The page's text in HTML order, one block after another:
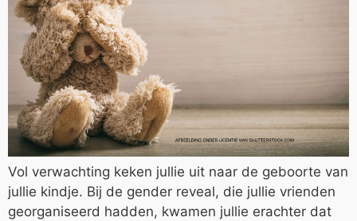
Vol verwachting keken jullie uit naar de geboorte van
jullie kindje. Bij de gender reveal, die jullie vrienden
georganiseerd hadden, kwamen jullie erachter dat